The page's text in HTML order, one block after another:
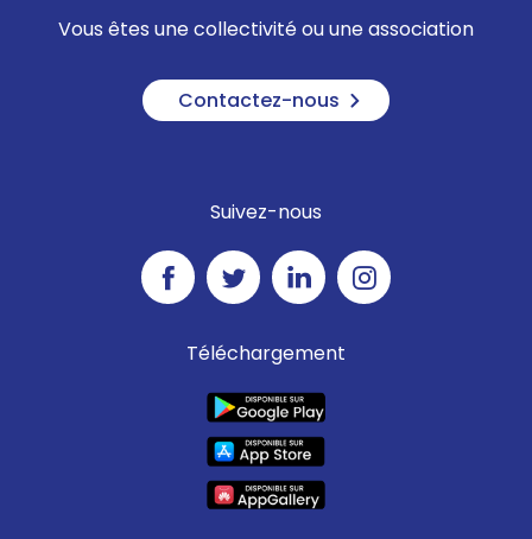
Vous êtes une collectivité ou une association
Contactez-nous
Suivez-nous
Téléchargement